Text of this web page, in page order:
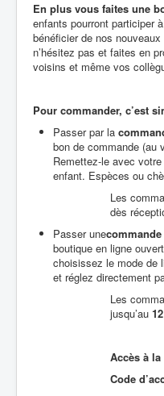
En plus vous faites une
enfants pourront participer
bénéficier de nos
n’hésitez pas et faites en
voisins et même vos
Pour commander, c’est
Passer par la
bon de commande (au
Remettez-le avec
enfant. Espèces ou
Les
dès
Passer une
boutique en ligne
choisissez le mode de
et réglez directement
Les
jusqu’au
Accès à
Code